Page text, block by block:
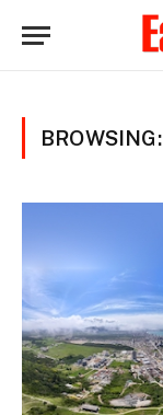
BROWSING: